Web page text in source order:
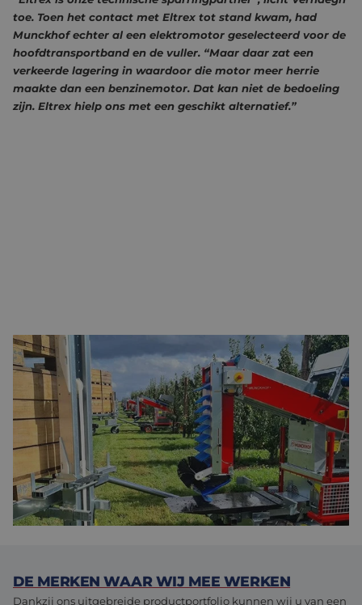
toe. Toen het contact met Eltrex tot stand kwam, had
Munckhof echter al een elektromotor geselecteerd voor de
hoofdtransportband en de vuller. “Maar daar zat een
verkeerde lagering in waardoor die motor meer herrie
maakte dan een benzinemotor. Dat kan niet de bedoeling
zijn. Eltrex hielp ons met een geschikt alternatief.”
ELEKTRIFICEREN PLUK-O-TRAK
“De Pluk-O-Trak rijdt nu nog op een benzinemotor met een
variomatic overbrenging, zodat de machine traploos even snel
vooruit als achteruit kan rijden. We kijken of we die aandrijving
ook elektrisch kunnen maken, voor de klanten die dat willen”,
zegt Verhaegh. De machines die al waren voorzien van de
oude (lawaaierige) elektromotor, zijn inmiddels uitgerust met
een Bühler-motor. Op basis van de ervaringen met die nieuwe
motor plant Munckhof de vervolgstappen in.
DE MERKEN WAAR WIJ MEE WERKEN
Dankzij ons uitgebreide productportfolio kunnen wij u van een